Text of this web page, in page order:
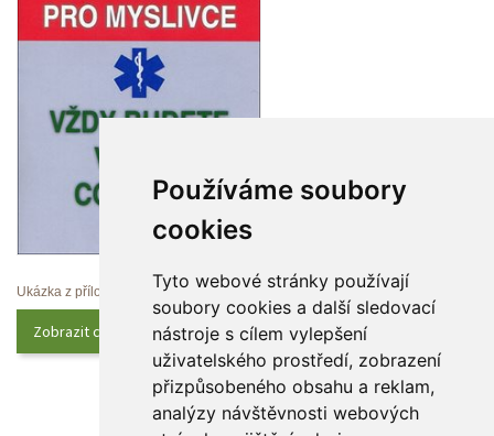
Používáme soubory
cookie
Tyto webové stránky používají
oubory cookies a další sledovací
nástroje s cílem vylepšení
uživatelského prostředí, zobrazení
přizpůsobeného obsahu a reklam,
analýzy návštěvnosti webových
Ukázka z přílohy
Zobrazit celý obsah